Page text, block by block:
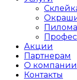
Акции
Партнерам
О компании
Контакты